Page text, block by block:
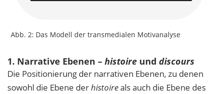
Abb. 2: Das Modell der transmedialen Motivanalyse
1. Narrative Ebenen – histoire und discours
Die Positionierung der narrativen Ebenen, zu denen
sowohl die Ebene derhistoireals auch die Ebene des